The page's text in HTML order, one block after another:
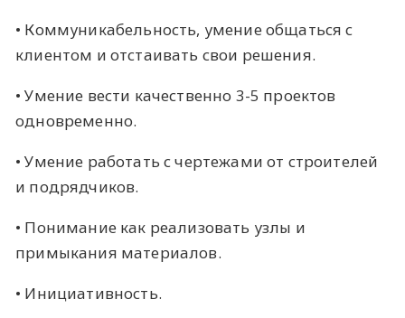
• Коммуникабельность, умение общаться с
клиентом и отстаивать свои решения.
• Умение вести качественно 3-5 проектов
одновременно.
• Умение работать с чертежами от строителей
и подрядчиков.
• Понимание как реализовать узлы и
примыкания материалов.
• Инициативность.